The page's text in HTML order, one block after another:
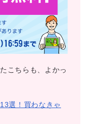
こちらも、よかっ
選！買わなきゃ